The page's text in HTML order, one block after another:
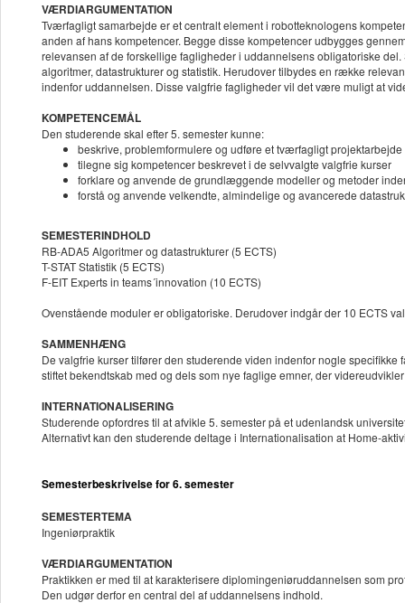
VÆRDIARGUMENTATION
Tværfagligt samarbejde er et centralt element i robotteknologens
anden af hans kompetencer. Begge disse kompetencer udbygges
relevansen af de forskellige fagligheder i uddannelsens obligatoriske
algoritmer, datastrukturer og statistik. Herudover tilbydes en række
indenfor uddannelsen. Disse valgfrie fagligheder vil det være muligt at
KOMPETENCEMÅL
Den studerende skal efter 5. semester kunne:
beskrive, problemformulere og udføre et tværfagligt
tilegne sig kompetencer beskrevet i de selvvalgte valgfrie kurser
forklare og anvende de grundlæggende modeller og metoder
forstå og anvende velkendte, almindelige og avancerede
SEMESTERINDHOLD
RB-ADA5 Algoritmer og datastrukturer (5 ECTS)
T-STAT Statistik (5 ECTS)
F-EIT Experts in teams´innovation (10 ECTS)
Ovenstående moduler er obligatoriske. Derudover indgår der 10 ECTS
SAMMENHÆNG
De valgfrie kurser tilfører den studerende viden indenfor nogle
stiftet bekendtskab med og dels som nye faglige emner, der
INTERNATIONALISERING
Studerende opfordres til at afvikle 5. semester på et udenlandsk
Alternativt kan den studerende deltage i Internationalisation at Home-
Semesterbeskrivelse for 6. semester
SEMESTERTEMA
Ingeniørpraktik
VÆRDIARGUMENTATION
Praktikken er med til at karakterisere diplomingeniøruddannelsen som
Den udgør derfor en central del af uddannelsens indhold.